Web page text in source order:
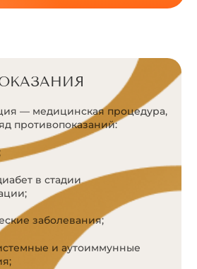
— медицинская процедура,
противопоказаний:
в стадии
заболевания;
и аутоиммунные